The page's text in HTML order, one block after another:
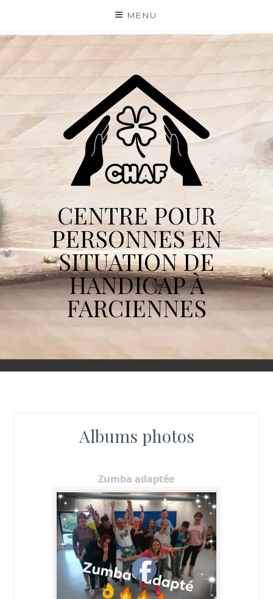
content
MENU
CENTRE POUR
PERSONNES EN
SITUATION DE
HANDICAP À
FARCIENNES
Albums photos
Zumba adaptée